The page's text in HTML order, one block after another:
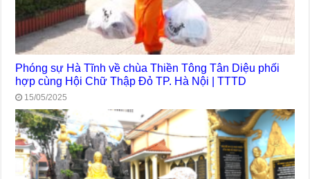
Phóng sự Hà Tĩnh về chùa Thiền Tông Tân Diệu phối
hợp cùng Hội Chữ Thập Đỏ TP. Hà Nội | TTTD
15/05/2025